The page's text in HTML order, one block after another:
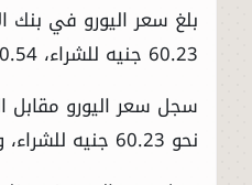
بلغ سعر اليورو في بنك
60.23 جنيه للشراء، 60.54 جنيه للبيع.
سجل سعر اليورو مقابل
نحو 60.23 جنيه للشراء، و60.51 جنيه للبيع.